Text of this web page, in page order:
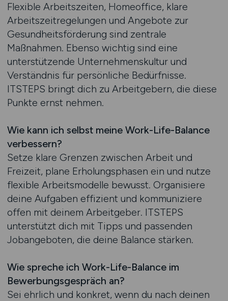
Flexible Arbeitszeiten, Homeoffice, klare
Arbeitszeitregelungen und Angebote zur
Gesundheitsförderung sind zentrale
Maßnahmen. Ebenso wichtig sind eine
unterstützende Unternehmenskultur und
Verständnis für persönliche Bedürfnisse.
ITSTEPS bringt dich zu Arbeitgebern, die diese
Punkte ernst nehmen.
Wie kann ich selbst meine Work-Life-Balance
verbessern?
Setze klare Grenzen zwischen Arbeit und
Freizeit, plane Erholungsphasen ein und nutze
flexible Arbeitsmodelle bewusst. Organisiere
deine Aufgaben effizient und kommuniziere
offen mit deinem Arbeitgeber. ITSTEPS
unterstützt dich mit Tipps und passenden
Jobangeboten, die deine Balance stärken.
Wie spreche ich Work-Life-Balance im
Bewerbungsgespräch an?
Sei ehrlich und konkret, wenn du nach deinen